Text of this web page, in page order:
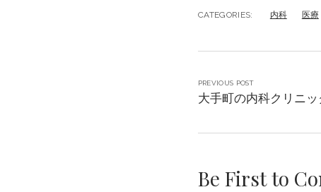
CATEGORIES: 内科 医療
PREVIOUS POST
大手町の内科クリニ
Be First to